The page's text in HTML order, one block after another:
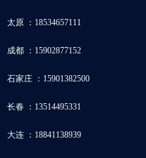
太原 ：18534657111
成都 ：15902877152
石家庄 ：15901382500
长春 ：13514495331
大连 ：18841138939